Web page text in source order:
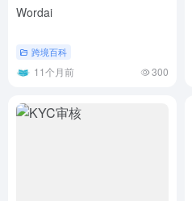
Wordai
跨境百科
11个月前 300